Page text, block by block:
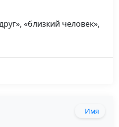
«близкий человек»,
Имя